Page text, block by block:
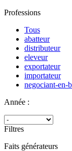
Professions
Tous
abatteur
distributeur
eleveur
exportateur
importateur
negociant-en-
Année :
Filtres
Faits générateurs